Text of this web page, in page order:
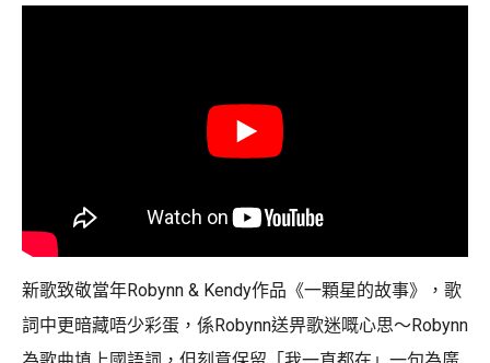
新歌致敬當年Robynn & Kendy作品《一顆星的故事》，歌
詞中更暗藏唔少彩蛋，係Robynn送畀歌迷嘅心思～Robynn